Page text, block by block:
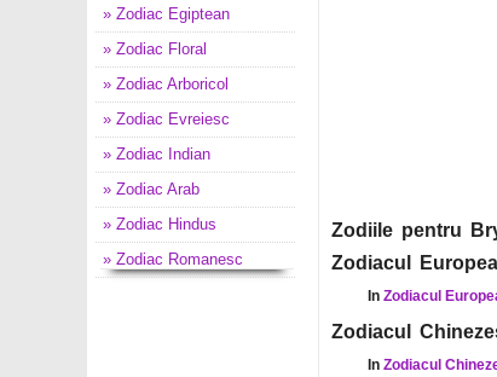
» Zodiac Egiptean
» Zodiac Floral
» Zodiac Arboricol
» Zodiac Evreiesc
» Zodiac Indian
» Zodiac Arab
» Zodiac Hindus
» Zodiac Romanesc
Zodiile pentru
Zodiacul
In Zodiacul
Zodiacul
In Zodiacul